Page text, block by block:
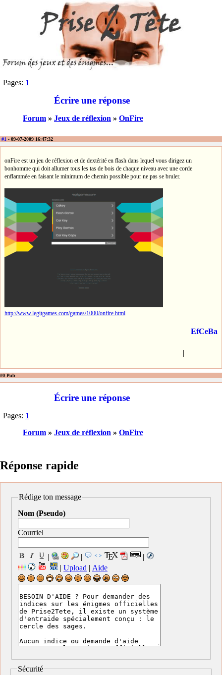
Pages: 1
Écrire une réponse
Forum » Jeux de réflexion » OnFire
#1 - 09-07-2009 16:47:32
onFire est un jeu de réflexion et de dextérité en flash dans lequel vous dirigez un
bonhomme qui doit allumer tous les tas de bois de chaque niveau avec une corde
enflammée en faisant le minimum de chemin possible pour ne pas se bruler.
http://www.legitgames.com/games/1000/onfire.html
EfCeBa
|
#0 Pub
Écrire une réponse
Pages: 1
Forum » Jeux de réflexion » OnFire
Réponse rapide
Rédige ton message
Nom (Pseudo)
Courriel
| |
|
| Upload | Aide
Sécurité